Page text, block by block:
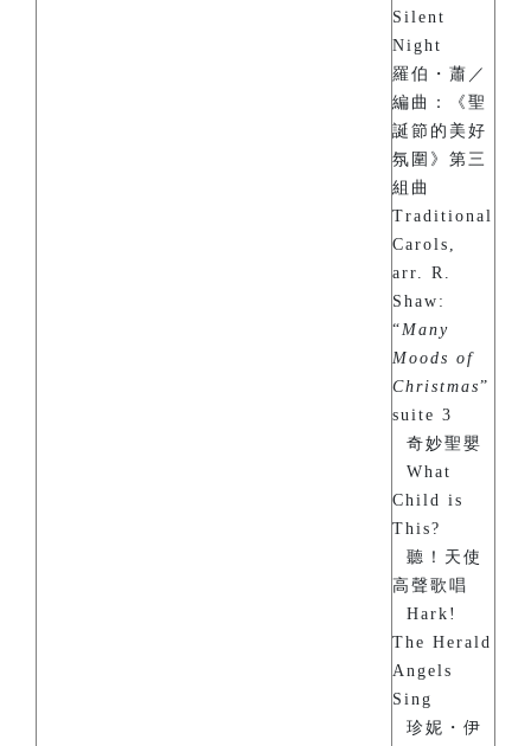
Silent
Night
羅伯・蕭／
編曲：《聖
誕節的美好
氛圍》第三
組曲
Traditional
Carols,
arr. R.
Shaw:
“Many
Moods of
Christmas”
suite 3
奇妙聖嬰
What
Child is
This?
聽！天使
高聲歌唱
Hark!
The Herald
Angels
Sing
珍妮・伊